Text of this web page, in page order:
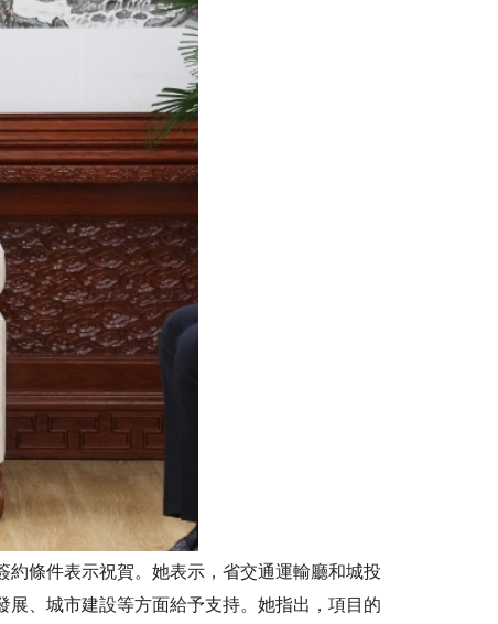
條件表示祝賀。她表示，省交通運輸廳和城投
、城市建設等方面給予支持。她指出，項目的